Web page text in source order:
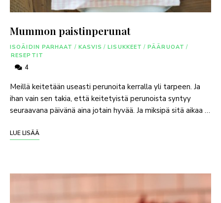
Mummon paistinperunat
ISOÄIDIN PARHAAT / KASVIS / LISUKKEET / PÄÄRUOAT /
RESEPTIT
4
Meillä keitetään useasti perunoita kerralla yli tarpeen. Ja
ihan vain sen takia, että keitetyistä perunoista syntyy
seuraavana päivänä aina jotain hyvää. Ja miksipä sitä aikaa …
LUE LISÄÄ